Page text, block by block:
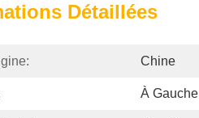
Détaillées
Chine
À Gauche